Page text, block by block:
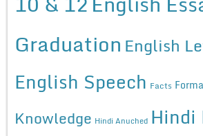
Graduation English
English Speech Facts
Knowledge Hindi Anuched Hindi